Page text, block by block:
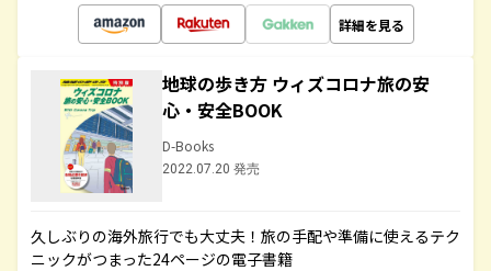
詳細を見る
地球の歩き方 ウィズコロナ旅の安
心・安全BOOK
D-Books
2022.07.20 発売
久しぶりの海外旅行でも大丈夫！旅の手配や準備に使えるテク
ニックがつまった24ページの電子書籍